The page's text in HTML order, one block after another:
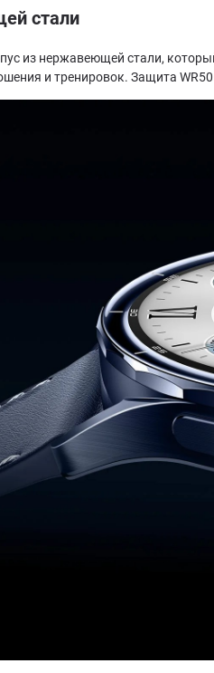
стали
из нержавеющей стали,
и тренировок. Защита